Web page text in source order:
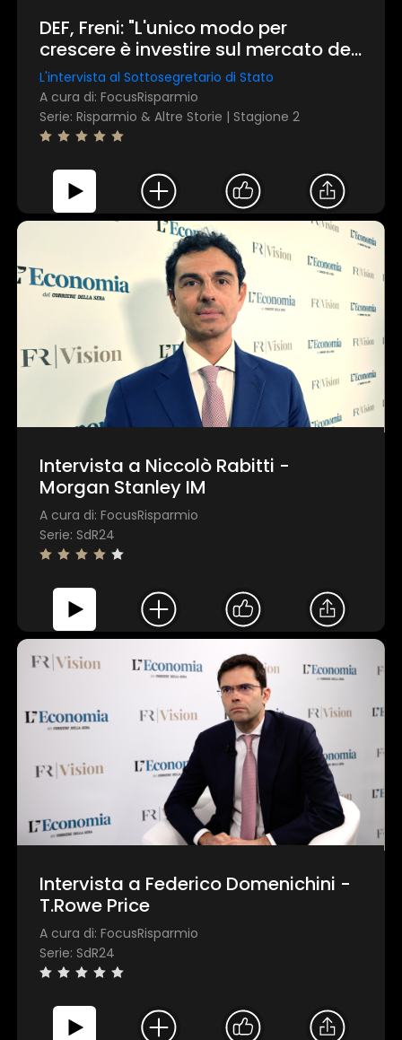
DEF, Freni: "L'unico modo per
crescere è investire sul mercato dei
capitali"
L'intervista al Sottosegretario di Stato
A cura di: FocusRisparmio
Serie: Risparmio & Altre Storie | Stagione 2
Intervista a Niccolò Rabitti -
Morgan Stanley IM
A cura di: FocusRisparmio
Serie: SdR24
Intervista a Federico Domenichini -
T.Rowe Price
A cura di: FocusRisparmio
Serie: SdR24